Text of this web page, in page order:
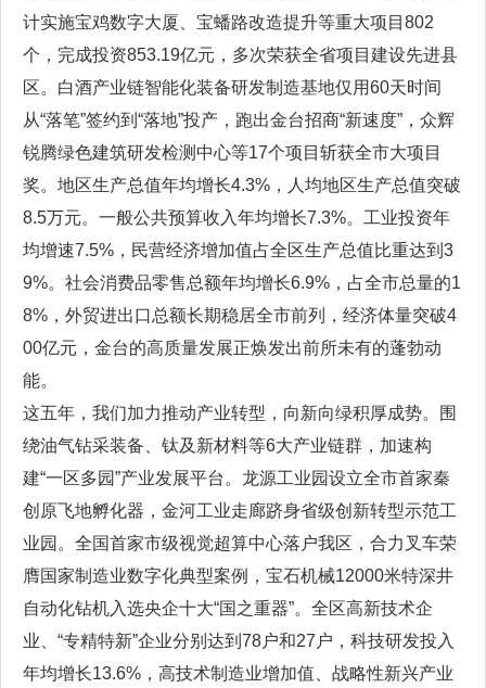
计实施宝鸡数字大厦、宝蟠路改造提升等重大项目802
个，完成投资853.19亿元，多次荣获全省项目建设先进县
区。白酒产业链智能化装备研发制造基地仅用60天时间
从“落笔”签约到“落地”投产，跑出金台招商“新速度”，众辉
锐腾绿色建筑研发检测中心等17个项目斩获全市大项目
奖。地区生产总值年均增长4.3%，人均地区生产总值突破
8.5万元。一般公共预算收入年均增长7.3%。工业投资年
均增速7.5%，民营经济增加值占全区生产总值比重达到3
9%。社会消费品零售总额年均增长6.9%，占全市总量的1
8%，外贸进出口总额长期稳居全市前列，经济体量突破4
00亿元，金台的高质量发展正焕发出前所未有的蓬勃动
能。
这五年，我们加力推动产业转型，向新向绿积厚成势。围
绕油气钻采装备、钛及新材料等6大产业链群，加速构
建“一区多园”产业发展平台。龙源工业园设立全市首家秦
创原飞地孵化器，金河工业走廊跻身省级创新转型示范工
业园。全国首家市级视觉超算中心落户我区，合力叉车荣
膺国家制造业数字化典型案例，宝石机械12000米特深井
自动化钻机入选央企十大“国之重器”。全区高新技术企
业、“专精特新”企业分别达到78户和27户，科技研发投入
年均增长13.6%，高技术制造业增加值、战略性新兴产业